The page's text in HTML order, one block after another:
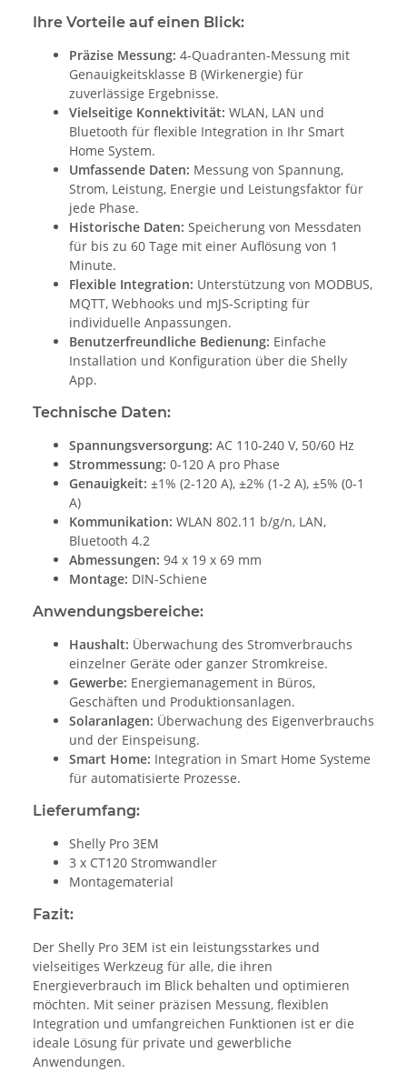
Ihre Vorteile auf einen Blick:
Präzise Messung: 4-Quadranten-Messung mit
Genauigkeitsklasse B (Wirkenergie) für
zuverlässige Ergebnisse.
Vielseitige Konnektivität: WLAN, LAN und
Bluetooth für flexible Integration in Ihr Smart
Home System.
Umfassende Daten: Messung von Spannung,
Strom, Leistung, Energie und Leistungsfaktor für
jede Phase.
Historische Daten: Speicherung von Messdaten
für bis zu 60 Tage mit einer Auflösung von 1
Minute.
Flexible Integration: Unterstützung von MODBUS,
MQTT, Webhooks und mJS-Scripting für
individuelle Anpassungen.
Benutzerfreundliche Bedienung: Einfache
Installation und Konfiguration über die Shelly
App.
Technische Daten:
Spannungsversorgung: AC 110-240 V, 50/60 Hz
Strommessung: 0-120 A pro Phase
Genauigkeit: ±1% (2-120 A), ±2% (1-2 A), ±5% (0-1
A)
Kommunikation: WLAN 802.11 b/g/n, LAN,
Bluetooth 4.2
Abmessungen: 94 x 19 x 69 mm
Montage: DIN-Schiene
Anwendungsbereiche:
Haushalt: Überwachung des Stromverbrauchs
einzelner Geräte oder ganzer Stromkreise.
Gewerbe: Energiemanagement in Büros,
Geschäften und Produktionsanlagen.
Solaranlagen: Überwachung des Eigenverbrauchs
und der Einspeisung.
Smart Home: Integration in Smart Home Systeme
für automatisierte Prozesse.
Lieferumfang:
Shelly Pro 3EM
3 x CT120 Stromwandler
Montagematerial
Fazit:
Der Shelly Pro 3EM ist ein leistungsstarkes und
vielseitiges Werkzeug für alle, die ihren
Energieverbrauch im Blick behalten und optimieren
möchten. Mit seiner präzisen Messung, flexiblen
Integration und umfangreichen Funktionen ist er die
ideale Lösung für private und gewerbliche
Anwendungen.